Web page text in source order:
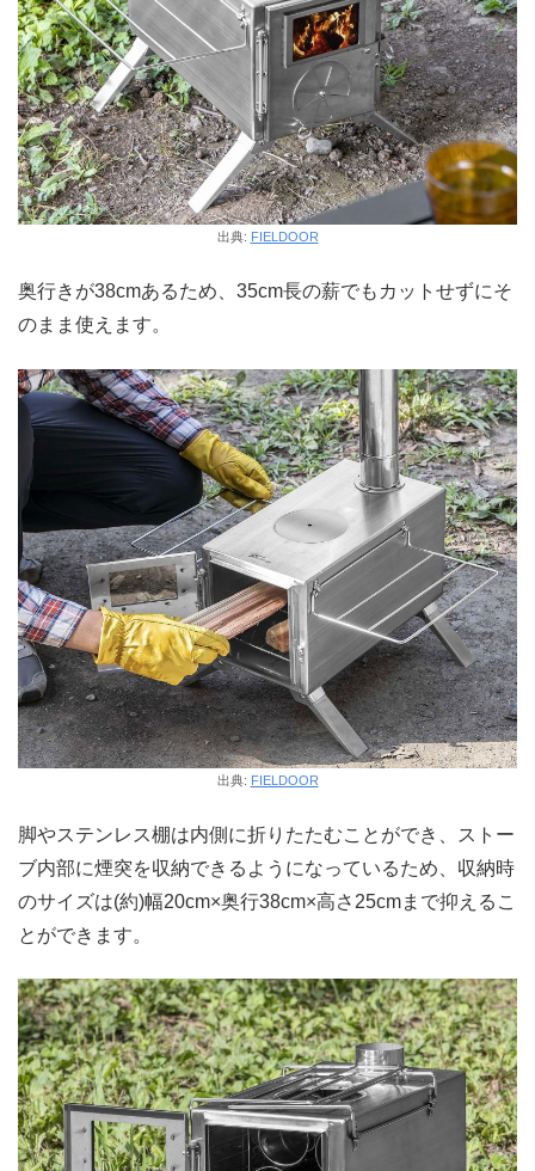
出典: FIELDOOR
奥行きが38cmあるため、35cm長の薪でもカットせずにそ
のまま使えます。
出典: FIELDOOR
脚やステンレス棚は内側に折りたたむことができ、ストー
ブ内部に煙突を収納できるようになっているため、収納時
のサイズは(約)幅20cm×奥行38cm×高さ25cmまで抑えるこ
とができます。